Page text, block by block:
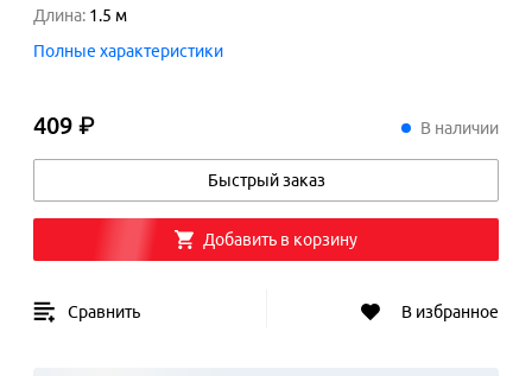
Длина: 1.5 м
Полные характеристики
409 ₽409 ₽ В наличии
Быстрый заказ
Добавить в корзину
Сравнить В избранное